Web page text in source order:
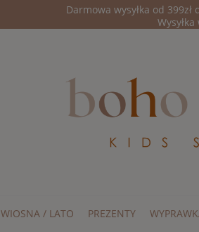
Darmowa wysyłka od
WIOSNA / LATO PREZENTY